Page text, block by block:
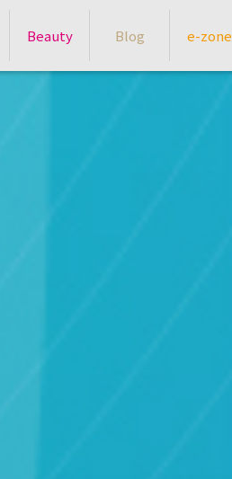
Beauty Blog e-zone